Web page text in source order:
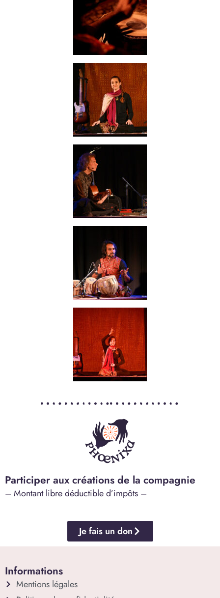
Participer aux créations de la compagnie
– Montant libre déductible d’impôts –
Je fais un don
Informations
Mentions légales